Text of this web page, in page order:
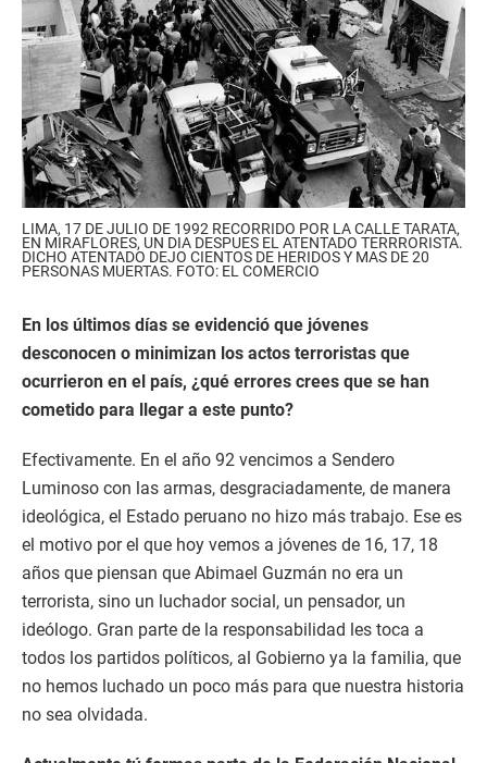
LIMA, 17 DE JULIO DE 1992 RECORRIDO POR LA CALLE TARATA,
EN MIRAFLORES, UN DIA DESPUES EL ATENTADO TERRRORISTA.
DICHO ATENTADO DEJO CIENTOS DE HERIDOS Y MAS DE 20
PERSONAS MUERTAS. FOTO: EL COMERCIO
En los últimos días se evidenció que jóvenes
desconocen o minimizan los actos terroristas que
ocurrieron en el país, ¿qué errores crees que se han
cometido para llegar a este punto?
Efectivamente. En el año 92 vencimos a Sendero
Luminoso con las armas, desgraciadamente, de manera
ideológica, el Estado peruano no hizo más trabajo. Ese es
el motivo por el que hoy vemos a jóvenes de 16, 17, 18
años que piensan que Abimael Guzmán no era un
terrorista, sino un luchador social, un pensador, un
ideólogo. Gran parte de la responsabilidad les toca a
todos los partidos políticos, al Gobierno ya la familia, que
no hemos luchado un poco más para que nuestra historia
no sea olvidada.